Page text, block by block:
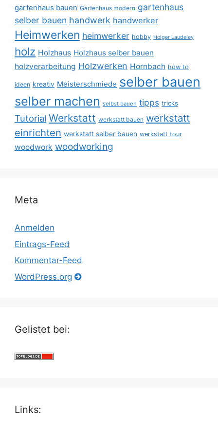
gartenhaus bauen Gartenhaus modern gartenhaus
selber bauen handwerk handwerker
Heimwerken heimwerker hobby Holger Laudeley
holz Holzhaus Holzhaus selber bauen
holzverarbeitung Holzwerken Hornbach how to
ideen kreativ Meisterschmiede selber bauen
selber machen selbst bauen tipps tricks
Tutorial Werkstatt werkstatt bauen werkstatt
einrichten werkstatt selber bauen werkstatt tour
woodwork woodworking
Meta
Anmelden
Eintrags-Feed
Kommentar-Feed
WordPress.org
Gelistet bei:
Links: